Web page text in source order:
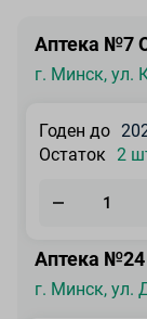
Аптека №7
г. Минск, ул.
Годен до
Остаток
2
Аптека
г. Минск, ул.